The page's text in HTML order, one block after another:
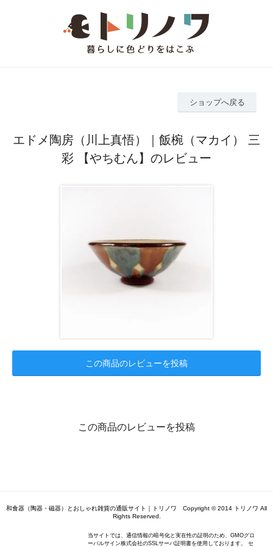
ショップへ戻る
エドメ陶房（川上真悟）｜飯椀（マカイ） 三
彩 【やちむん】のレビュー
この商品のレビューを投稿
この商品のレビューを投稿
和食器（陶器・磁器）とおしゃれ雑貨の通販サイト｜トリノワ Copyright © 2014 トリノワ All
Rights Reserved.
当サイトでは、通信情報の暗号化と実在性の証明のため、GMOグロ
ーバルサイン株式会社のSSLサーバ証明書を使用しております。 セ